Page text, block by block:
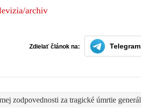
archiv
Zdielať článok na: Telegram
zodpovednosti za tragické úmrtie